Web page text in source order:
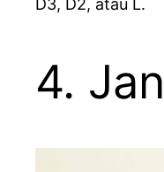
D3, D2, atau L.
4.